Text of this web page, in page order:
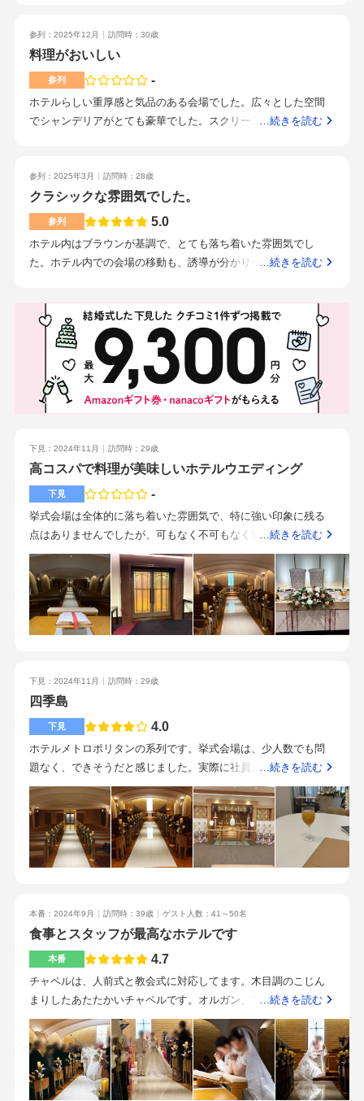
華やかでは無いので、そこはどうしようもないですが、駅から
雰囲気を楽しみたいなら少し印象違いになると思います。シェ
フ自慢の料理大人な結婚式をしたいならおすすめですホテルウ
エディングも見てみたかったから
参列：2025年12月 訪問時：30歳
料理がおいしい
参列 -
ホテルらしい重厚感と気品のある会場でした。広々とした空間
でシャンデリアがとても豪華でした。スクリーンも大きく、映
した。飯田橋駅と水道橋駅のどちらからもアクセスできるので
非常に便利です。私は飯田橋から歩きましたが、徒歩数分で着
きました。都心の真ん中ですが、ホテル周辺は静かで落ち着い
たエリアなので、ガヤガヤした感じがありません。遠方からの
ゲストにも案内しやすい立地だと思いす。とにかく料理が美味
しかったです。食のエドモントと呼ばれるだけあって、前菜か
おかわりしました。料理重視でゲストをもてなしたいと考えて
いる方におすすめです。
…続きを読む
参列：2025年3月 訪問時：28歳
クラシックな雰囲気でした。
参列 5.0
ホテル内はブラウンが基調で、とても落ち着いた雰囲気でし
た。ホテル内での会場の移動も、誘導が分かりやすく、スムー
ホテルでしたが迷うこともなく、飯田橋駅からも水道橋駅から
も、徒歩で5分程でした。当日宿泊もしましたが、ホテル周辺は
落ち着いており、ゆっくり過ごすことができました。jrも地下鉄
も通っているので、観光地にも行きやすい立地でした。新郎新
婦への事前アンケートを元に司会の方が二人の紹介をされてい
たのが印象的でした。新郎新婦がどのような性格なのかなど知
…続きを読む
下見：2024年11月 訪問時：29歳
高コスパで料理が美味しいホテルウエディング
下見 -
挙式会場は全体的に落ち着いた雰囲気で、特に強い印象に残る
点はありませんでしたが、可もなく不可もなく安心感のある空
間だと感じました。シンプルな挙式を希望する方には十分だと
思います。最も広い「悠久」という会場は、ホテルならではの
スケール感と豪華さがあり印象的でした。その他の会場も設備
や広さに不満はなく、人数に応じて十分なキャパシティがある
と感じましたが、「悠久」を見た後だと天井がやや低く感じる
だと感じました。料理を売りにしているだけあり、試食でいた
だいた料理は本当に美味しく、とても満足度が高かったです。
スタッフの対応もホテルならではの丁寧なホスピタリティが感
じられ、全体的にコストパフォーマンスの良い式場だと思いま
した。コストパフォーマンスを重視する方には特におすすめの
もてなしを重視する場合は強みになると思います。遠方からの
ゲストの参加も想定されたため、挙式後そのまま宿泊できる点
に魅力を感じ、ホテルウエディングの候補として下見見学をし
ました。
…続きを読む
下見：2024年11月 訪問時：29歳
四季島
下見 4.0
ホテルメトロポリタンの系列です。挙式会場は、少人数でも問
題なく、できそうだと感じました。実際に社員さんが挙式した
チャペルを案内してもらいましたが、段差がなく、こじんまり
としていて、家族婚で最適だと思いました！家族婚でも、大人
数でも、問題なくできると思います！壁のデザインがちょっと
独特なので、そのあたり気になる場合は要チェックだと思いま
す！良いと思います！見積もりは高いとは思いませんでした。
フのお料理なので、とても美味しかったです！飯田橋の駅から
近くです。東京大神宮も近くにあります。東京大神宮で挙式す
る方もいるみたいです。つまり、披露宴のみの利用ということ
です。良いと思います。実際に働いている社員の方が挙式され
たということで、説明に説得力がありました！あの、お値段が
いるのはホテルメトロポリタンエドモントくらいのようです！
これはかなり貴重だと思いました！飯田橋からすぐ近くで挙げ
たいひと。ジェーアールが好きな人。におすすめです！駅から
いきやすくて良かったです！
…続きを読む
本番：2024年9月 訪問時：39歳 ゲスト人数：41～50名
食事とスタッフが最高なホテルです
本番 4.7
チャペルは、人前式と教会式に対応してます。木目調のこじん
まりしたあたたかいチャペルです。オルガン、フルートなどの
生演奏ありで、プランにより曲や人数が変わります。万里は今
回の人数で9卓でちょうどいいと思います。もう少し人数増えて
も問題ありません。ダークブラウンな壁で重厚感のある雰囲気
です。壁に文字が投影されたり、音楽に合わせた光の演出のラ
イティングショーがあります。人数が大きく増えたので、値上
…続きを読む